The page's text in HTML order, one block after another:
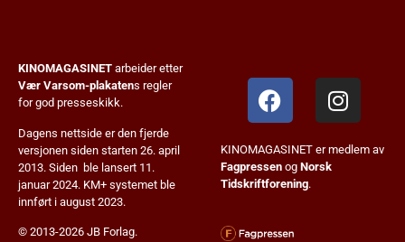
KINOMAGASINET arbeider etter
Vær Varsom-plakatens regler
for god presseskikk.
Dagens nettside er den fjerde
versjonen siden starten 26. april
2013. Siden ble lansert 11.
januar 2024. KM+ systemet ble
innført i august 2023.
© 2013-2026 JB Forlag.
KINOMAGASINET er medlem av
Fagpressen og Norsk
Tidskriftforening.